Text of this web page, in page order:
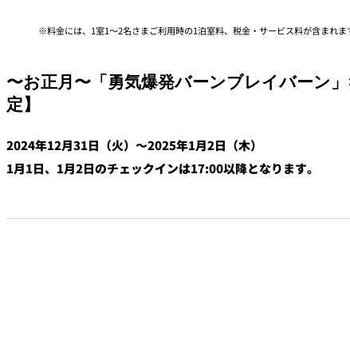
料金には、1室1～2名さまご利用時の1泊室料、税金・サービス料が含まれま
〜お正月〜「勇気爆発バーンブレイバーン
定】
2024年12月31日（火）～2025年1月2日（木）
1月1日、1月2日のチェックインは17:00以降となります。